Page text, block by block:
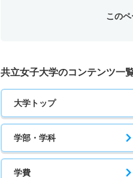
この
共立女子大学のコンテンツ一
大学トップ
学部・学科
学費